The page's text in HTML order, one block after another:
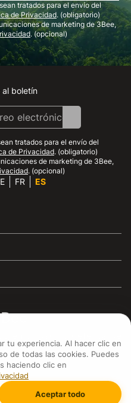
tratados para el envío del
de Privacidad. (obligatorio)
de marketing de 3Bee,
. (opcional)
al boletín
tratados para el envío del
de Privacidad. (obligatorio)
de marketing de 3Bee,
. (opcional)
FR ES
la defensa de
20159, Milano (MI)
Straße 23, 10178
tu experiencia. Al hacer clic en
de todas las cookies. Puedes
haciendo clic en
Aceptar todo